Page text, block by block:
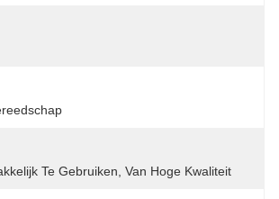
Te Gebruiken, Van Hoge Kwaliteit